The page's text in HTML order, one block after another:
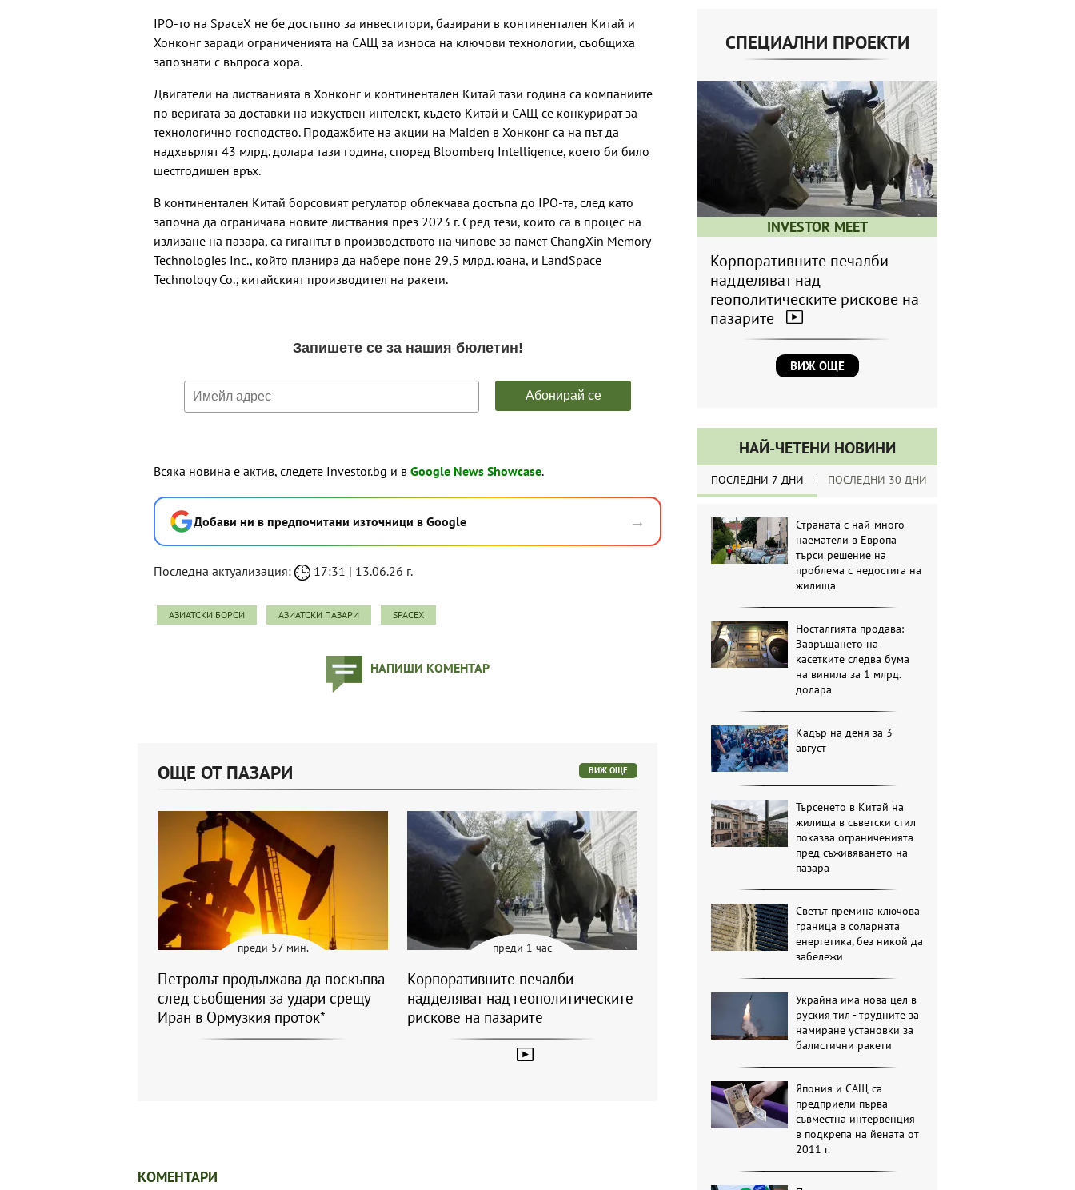
IPO-то на SpaceX не бе достъпно за инвеститори, базирани в континентален Китай и
Хонконг заради ограниченията на САЩ за износа на ключови технологии, съобщиха
запознати с въпроса хора.
Двигатели на листванията в Хонконг и континентален Китай тази година са компаниите
по веригата за доставки на изкуствен интелект, където Китай и САЩ се конкурират за
технологично господство. Продажбите на акции на Maiden в Хонконг са на път да
надхвърлят 43 млрд. долара тази година, според Bloomberg Intelligence, което би било
шестгодишен връх.
В континентален Китай борсовият регулатор облекчава достъпа до IPO-та, след като
започна да ограничава новите листвания през 2023 г. Сред тези, които са в процес на
излизане на пазара, са гигантът в производството на чипове за памет ChangXin Memory
Technologies Inc., който планира да набере поне 29,5 млрд. юана, и LandSpace
Technology Co., китайският производител на ракети.
Всяка новина е актив, следете Investor.bg и в Google News Showcase.
Добави ни в предпочитани източници в Google →
Последна актуализация: 17:31 | 13.06.26 г.
АЗИАТСКИ БОРСИ АЗИАТСКИ ПАЗАРИ SPACEX
НАПИШИ КОМЕНТАР
СПЕЦИАЛНИ ПРОЕКТИ
INVESTOR MEET
Корпоративните печалби
надделяват над
геополитическите рискове на
пазарите
ВИЖ ОЩЕ
НАЙ-ЧЕТЕНИ НОВИНИ
ПОСЛЕДНИ 7 ДНИ ПОСЛЕДНИ 30 ДНИ
Страната с най-много
наематели в Европа
търси решение на
проблема с недостига на
жилища
Носталгията продава:
Завръщането на
касетките следва бума
на винила за 1 млрд.
долара
Кадър на деня за 3
август
Търсенето в Китай на
жилища в съветски стил
показва ограниченията
пред съживяването на
пазара
Светът премина ключова
граница в соларната
енергетика, без никой да
забележи
Украйна има нова цел в
руския тил - трудните за
намиране установки за
балистични ракети
Япония и САЩ са
предприели първа
съвместна интервенция
в подкрепа на йената от
2011 г.
ОЩЕ ОТ ПАЗАРИ ВИЖ ОЩЕ
преди 57 мин.
Петролът продължава да поскъпва
след съобщения за удари срещу
Иран в Ормузкия проток*
преди 1 час
Корпоративните печалби
надделяват над геополитическите
рискове на пазарите
КОМЕНТАРИ